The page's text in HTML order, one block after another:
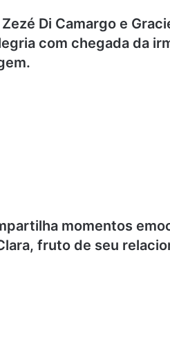
Di Camargo e
com chegada da
momentos
fruto de seu